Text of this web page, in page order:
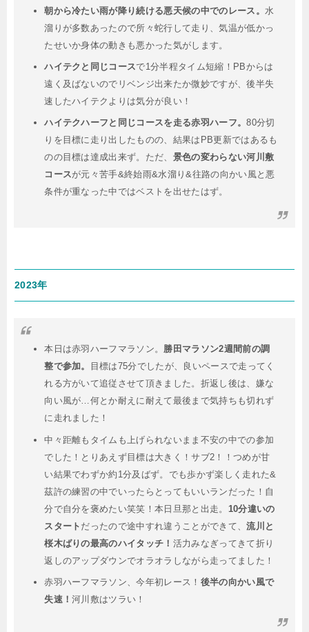
朝から冷たい雨が降り続ける悪天候の中でのレース。 水
溜りが多数あったので所々蛇行して走り、気温が低かっ
たせいか身体の動きも悪かった気がします。
ハイテクと同じコースで1分半程タイム短縮！PBからは
遠く及ばないのでリベンジ出来たか微妙ですが、後半失
速したハイテクよりは気分が良い！
ハイテクハーフと同じコースを走る赤羽ハーフ。80分切
りを目標に走り出したものの、結果はPB更新ではあるも
のの目標は達成出来ず。ただ、 景色の変わらない河川敷
コースが元々苦手&終始雨&水溜り&往路の向かい風と悪
条件が重なった中ではベストを出せたはず。
2023年
本日は赤羽ハーフマラソン。 勝田マラソン2週間前の調
整で参加。
目標は75分でしたが、良いペースで走ってく
れる方がいて追従させて頂きました。折返し後は、嫌な
向い風が…何とか耐えに耐えて最後まで気持ちも切れず
に走れました！
中々距離もタイムも上げられないまま不安の中での参加
でした！とりあえず目標は大きく！サブ2！！つめが甘
い結果でわずか約1分及ばず。でも歩かず楽しく走れた&
茲許の練習の中でいったらとってもいいランだった！自
分で自分を褒めたい笑笑！本日旦那と出走。 10分違いの
スタート だったので途中すれ違うことができて、流川と
桜木ばりの最高のハイタッチ！ 活力みなぎってきて折り
返しのアップダウンでオラオラしながら走ってました！
赤羽ハーフマラソン、今年初レース！ 後半の向かい風で
失速！河川敷はツラい！